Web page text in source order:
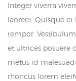
Integer viverra
laoreet. Quisque
tempor.
et ultrices posuere
metus id
rhoncus lorem